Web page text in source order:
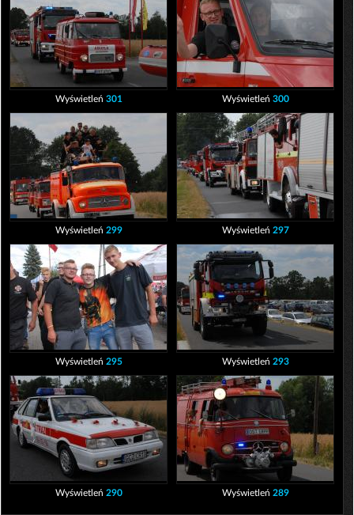
Wyświetleń 301 Wyświetleń 300
Wyświetleń 299 Wyświetleń 297
Wyświetleń 295 Wyświetleń 293
Wyświetleń 290 Wyświetleń 289